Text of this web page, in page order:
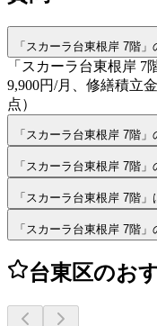
「スカーラ台東根岸 7階
「スカーラ台東根岸 7
9,900円/月、修繕積立
点）
「スカーラ台東根岸 7階
「スカーラ台東根岸 7階
「スカーラ台東根岸 7階
「スカーラ台東根岸 7階
台東区のお